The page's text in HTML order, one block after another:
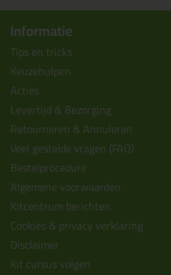
Informatie
Tips en tricks
Keuzehulpen
Acties
Levertijd & Bezorging
Retourneren & Annuleren
Veel gestelde vragen (FAQ)
Bestelprocedure
Algemene voorwaarden
Kitcentrum berichten
Cookies & privacy verklaring
Disclaimer
Kit cursus volgen